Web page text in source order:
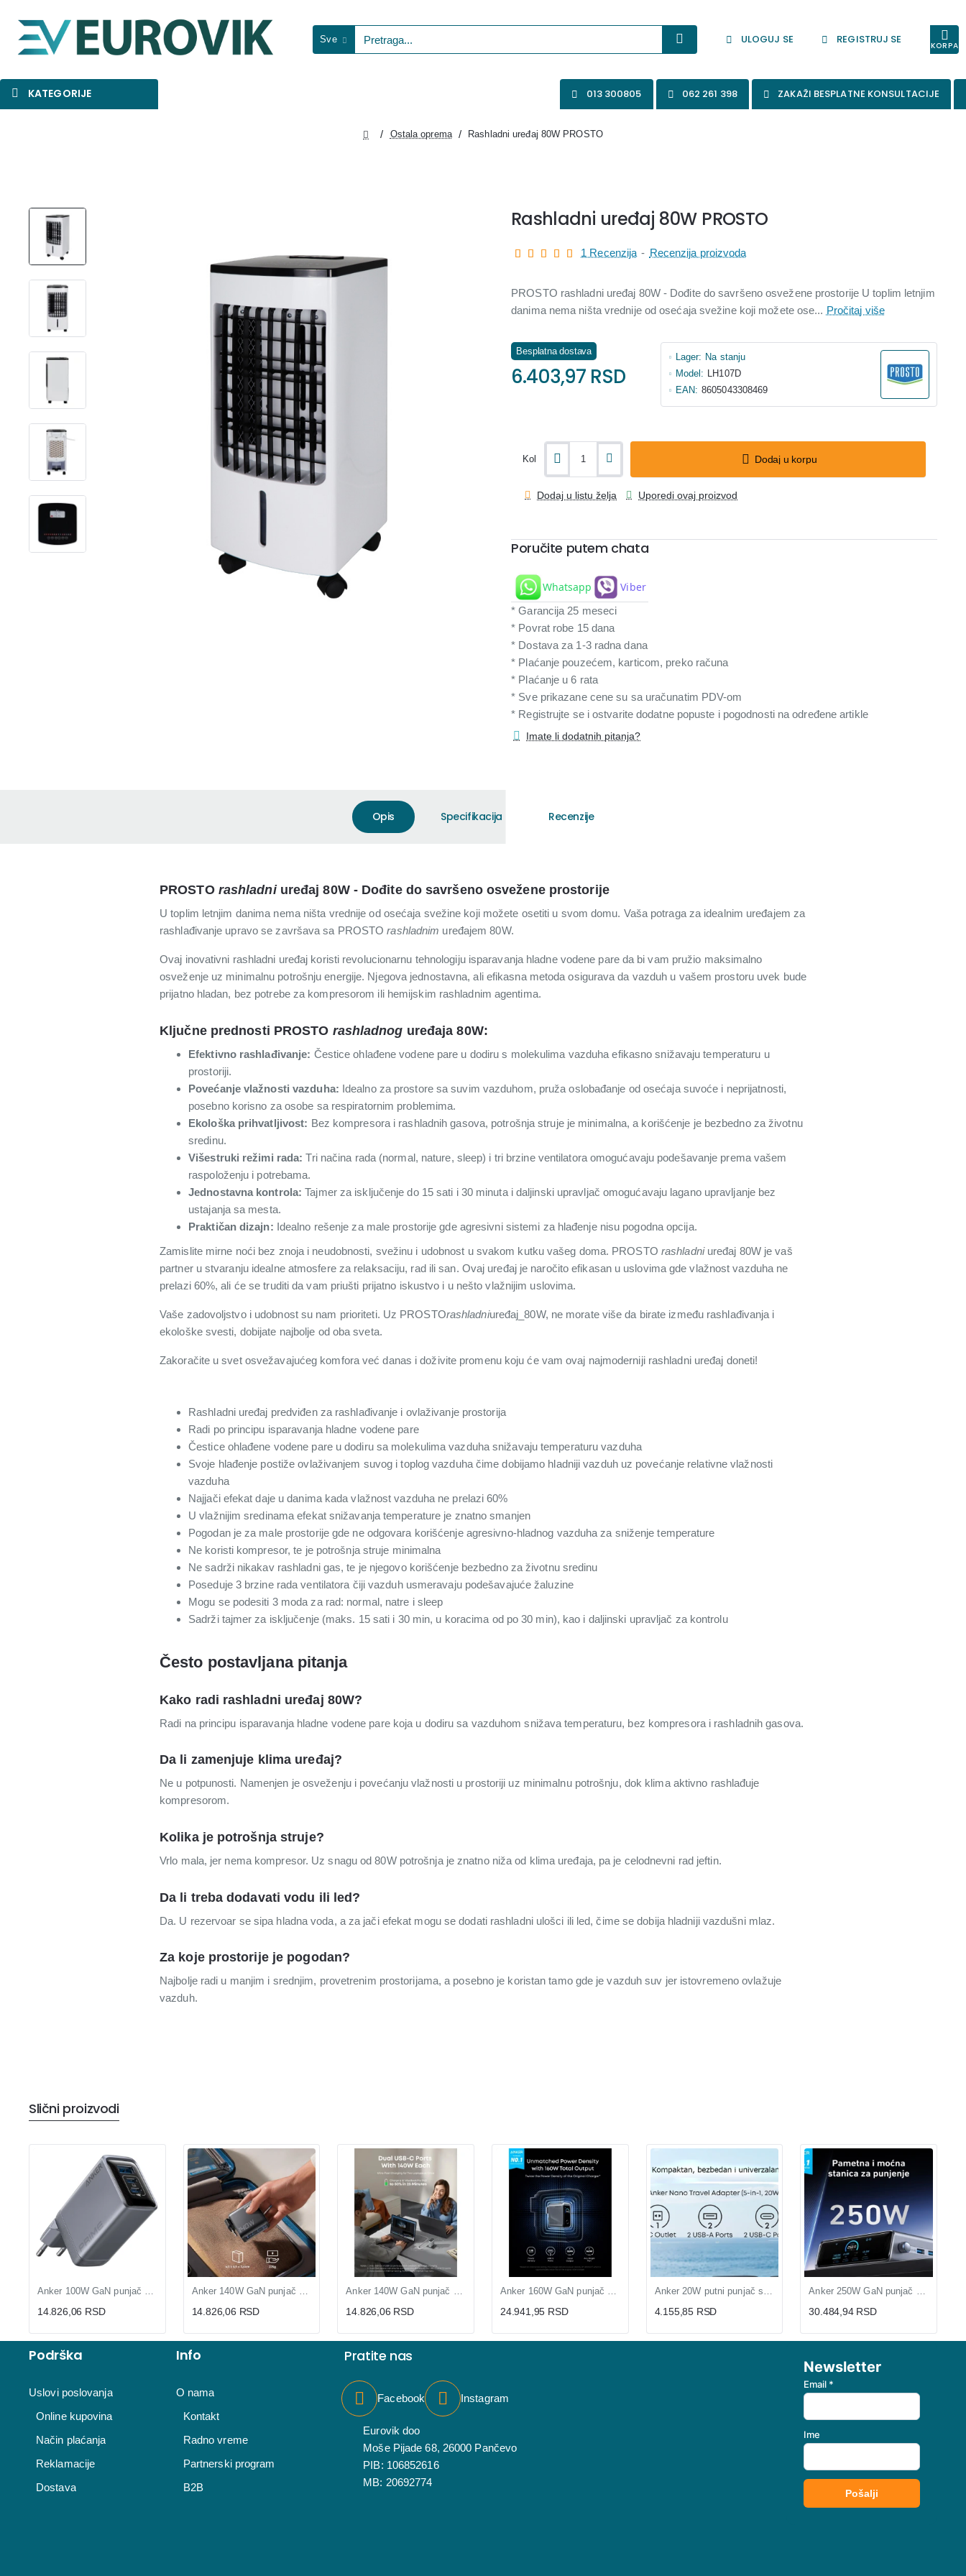
Sve
Pretraga... ULOGUJ SE REGISTRUJ SE KORPA
KATEGORIJE SVE ZA VIDEO NADZOR
013 300805 062 261 398 ZAKAŽI BESPLATNE KONSULTACIJE
Ostala oprema Rashladni uređaj 80W PROSTO
Rashladni uređaj 80W PROSTO
PROSTO rashladni uređaj 80W - Dođite do savršeno osvežene prostorije U toplim letnjim
danima nema ništa vrednije od osećaja svežine koji možete ose... Pročitaj više
1 Recenzija - Recenzija proizvoda
Besplatna dostava
6.403,97 RSD
Lager: Na stanju
Model: LH107D
EAN: 8605043308469
Kol Dodaj u korpu
Dodaj u listu želja Uporedi ovaj proizvod
Poručite putem chata
Whatsapp Viber
* Garancija 25 meseci
* Povrat robe 15 dana
* Dostava za 1-3 radna dana
* Plaćanje pouzećem, karticom, preko računa
* Plaćanje u 6 rata
* Sve prikazane cene su sa uračunatim PDV-om
* Registrujte se i ostvarite dodatne popuste i pogodnosti na određene artikle
Imate li dodatnih pitanja?
Opis Specifikacija Recenzije
PROSTO rashladni uređaj 80W - Dođite do savršeno osvežene prostorije
U toplim letnjim danima nema ništa vrednije od osećaja svežine koji možete osetiti u svom domu. Vaša potraga za idealnim uređajem za
rashlađivanje upravo se završava sa PROSTOrashladnim uređajem 80W.
Ovaj inovativni rashladni uređaj koristi revolucionarnu tehnologiju isparavanja hladne vodene pare da bi vam pružio maksimalno
osveženje uz minimalnu potrošnju energije. Njegova jednostavna, ali efikasna metoda osigurava da vazduh u vašem prostoru uvek bude
prijatno hladan, bez potrebe za kompresorom ili hemijskim rashladnim agentima.
Ključne prednosti PROSTO rashladnog uređaja 80W:
Efektivno rashlađivanje: Čestice ohlađene vodene pare u dodiru s molekulima vazduha efikasno snižavaju temperaturu u
prostoriji.
Povećanje vlažnosti vazduha: Idealno za prostore sa suvim vazduhom, pruža oslobađanje od osećaja suvoće i neprijatnosti,
posebno korisno za osobe sa respiratornim problemima.
Ekološka prihvatljivost: Bez kompresora i rashladnih gasova, potrošnja struje je minimalna, a korišćenje je bezbedno za životnu
sredinu.
Višestruki režimi rada: Tri načina rada (normal, nature, sleep) i tri brzine ventilatora omogućavaju podešavanje prema vašem
raspoloženju i potrebama.
Jednostavna kontrola: Tajmer za isključenje do 15 sati i 30 minuta i daljinski upravljač omogućavaju lagano upravljanje bez
ustajanja sa mesta.
Praktičan dizajn: Idealno rešenje za male prostorije gde agresivni sistemi za hlađenje nisu pogodna opcija.
Zamislite mirne noći bez znoja i neudobnosti, svežinu i udobnost u svakom kutku vašeg doma. PROSTO rashladni uređaj 80W je vaš
partner u stvaranju idealne atmosfere za relaksaciju, rad ili san. Ovaj uređaj je naročito efikasan u uslovima gde vlažnost vazduha ne
prelazi 60%, ali će se truditi da vam priušti prijatno iskustvo i u nešto vlažnijim uslovima.
Vaše zadovoljstvo i udobnost su nam prioriteti. Uz PROSTOrashladniuređaj_80W, ne morate više da birate između rashlađivanja i
ekološke svesti, dobijate najbolje od oba sveta.
Zakoračite u svet osvežavajućeg komfora već danas i doživite promenu koju će vam ovaj najmoderniji rashladni uređaj doneti!
Rashladni uređaj predviđen za rashlađivanje i ovlaživanje prostorija
Radi po principu isparavanja hladne vodene pare
Čestice ohlađene vodene pare u dodiru sa molekulima vazduha snižavaju temperaturu vazduha
Svoje hlađenje postiže ovlaživanjem suvog i toplog vazduha čime dobijamo hladniji vazduh uz povećanje relativne vlažnosti
vazduha
Najjači efekat daje u danima kada vlažnost vazduha ne prelazi 60%
U vlažnijim sredinama efekat snižavanja temperature je znatno smanjen
Pogodan je za male prostorije gde ne odgovara korišćenje agresivno-hladnog vazduha za sniženje temperature
Ne koristi kompresor, te je potrošnja struje minimalna
Ne sadrži nikakav rashladni gas, te je njegovo korišćenje bezbedno za životnu sredinu
Poseduje 3 brzine rada ventilatora čiji vazduh usmeravaju podešavajuće žaluzine
Mogu se podesiti 3 moda za rad: normal, natre i sleep
Sadrži tajmer za isključenje (maks. 15 sati i 30 min, u koracima od po 30 min), kao i daljinski upravljač za kontrolu
Često postavljana pitanja
Kako radi rashladni uređaj 80W?
Radi na principu isparavanja hladne vodene pare koja u dodiru sa vazduhom snižava temperaturu, bez kompresora i rashladnih gasova.
Da li zamenjuje klima uređaj?
Ne u potpunosti. Namenjen je osveženju i povećanju vlažnosti u prostoriji uz minimalnu potrošnju, dok klima aktivno rashlađuje
kompresorom.
Kolika je potrošnja struje?
Vrlo mala, jer nema kompresor. Uz snagu od 80W potrošnja je znatno niža od klima uređaja, pa je celodnevni rad jeftin.
Da li treba dodavati vodu ili led?
Da. U rezervoar se sipa hladna voda, a za jači efekat mogu se dodati rashladni ulošci ili led, čime se dobija hladniji vazdušni mlaz.
Za koje prostorije je pogodan?
Najbolje radi u manjim i srednjim, provetrenim prostorijama, a posebno je koristan tamo gde je vazduh suv jer istovremeno ovlažuje
vazduh.
Slični proizvodi
14.826,06 RSD 14.826,06 RSD 14.826,06 RSD 24.941,95 RSD 4.155,85 RSD 30.484,94 RSD
Podrška
Uslovi poslovanja
Online kupovina
Način plaćanja
Reklamacije
Dostava
Info
O nama
Kontakt
Radno vreme
Partnerski program
B2B
Pratite nas
Facebook Instagram
Eurovik doo
Moše Pijade 68, 26000 Pančevo
PIB: 106852616
MB: 20692774